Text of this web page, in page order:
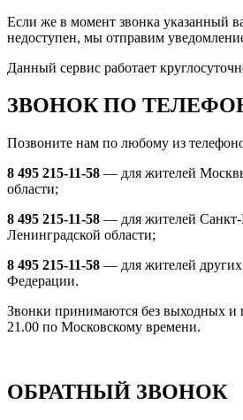
Если же в момент звонка указанный
недоступен, мы отправим
Данный сервис работает
ЗВОНОК ПО
Позвоните нам по любому из
8 495 215-11-58 — для жителей
области;
8 495 215-11-58 — для жителей Санкт-
Ленинградской области;
8 495 215-11-58 — для жителей
Федерации.
Звонки принимаются без выходных и
21.00 по Московскому времени.
ОБРАТНЫЙ ЗВОНОК